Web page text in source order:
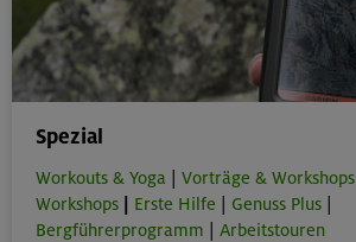
Spezial
Workouts & Yoga Vorträge & Workshops
Workshops
Erste Hilfe Genuss Plus
Bergführerprogramm
Arbeitstouren